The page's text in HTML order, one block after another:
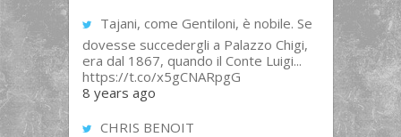
Tajani, come Gentiloni, è nobile. Se
dovesse succedergli a Palazzo Chigi,
era dal 1867, quando il Conte Luigi...
https://t.co/x5gCNARpgG
8 years ago
CHRIS BENOIT